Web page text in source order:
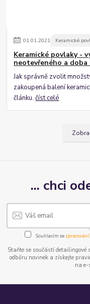
01.01.2021 Keramické
Keramické povlaky -
neotevřeného a
Jak správně zvolit
zakoupená balení
článku.číst celé
... chci
Souhlasím se
Staňte se součástí detailingové
odběru novinek a získejte
na